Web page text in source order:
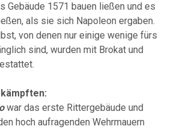
Gebäude 1571 bauen ließen und es
als sie sich Napoleon ergaben.
von denen nur einige wenige fürs
sind, wurden mit Brokat und
war das erste Rittergebäude und
hoch aufragenden Wehrmauern